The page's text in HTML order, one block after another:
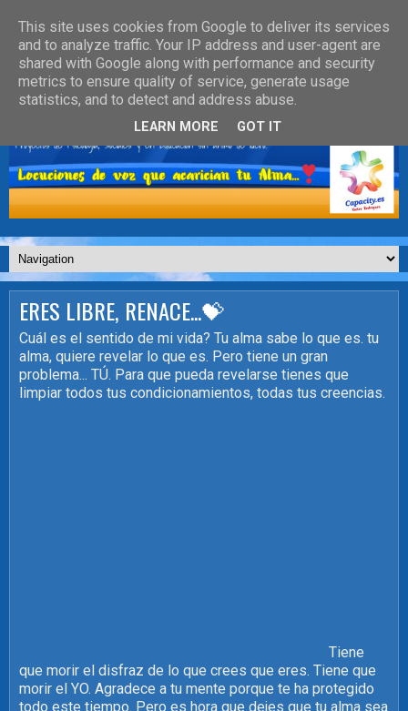
ERES LIBRE, RENACE...💝
Cuál es el sentido de mi vida? Tu alma sabe lo que es. tu
alma, quiere revelar lo que es. Pero tiene un gran
problema... TÚ. Para que pueda revelarse tienes que
limpiar todos tus condicionamientos, todas tus creencias.
Tiene
que morir el disfraz de lo que crees que eres. Tiene que
morir el YO. Agradece a tu mente porque te ha protegido
todo este tiempo. Pero es hora que dejes que tu alma sea
This site uses cookies from Google to deliver its services
and to analyze traffic. Your IP address and user-agent are
shared with Google along with performance and security
metrics to ensure quality of service, generate usage
statistics, and to detect and address abuse.
LEARN MORE GOT IT